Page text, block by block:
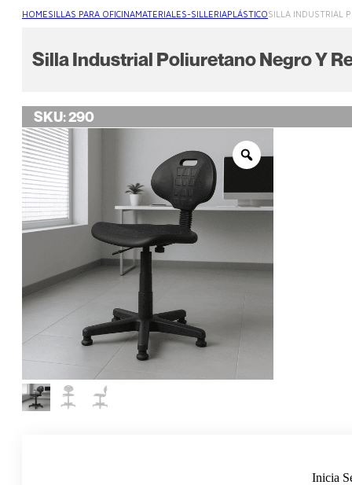
HOMESILLAS PARA OFICINAMATERIALES-SILLERIAPLÁSTICOSILLA INDUSTRIAL
Silla Industrial Poliuretano Negro Y
SKU:290
Inicia